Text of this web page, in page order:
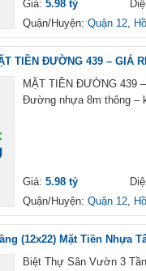
Giá: 5.98 tỷ
Quận/Huyện: Quận 12,
TIỀN ĐƯỜNG 439 – GIÁ
MẶT TIỀN ĐƯỜNG 439
Đường nhựa 8m thông –
Giá: 5.98 tỷ
Quận/Huyện: Quận 12,
(12x22) Mặt Tiền Nhựa
Biệt Thự Sân Vườn 3